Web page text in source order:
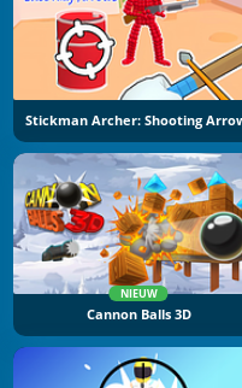
Stickman Archer: Shooting
NIEUW
Cannon Balls 3D